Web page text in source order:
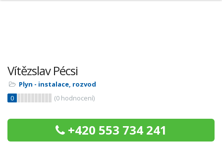
Vítězslav Pécsi
Plyn - instalace, rozvod
0
(0 hodnocení)
+420 553 734 241